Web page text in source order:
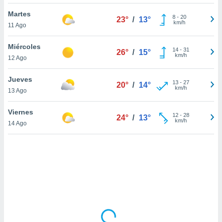
sitio
En
sean
el sitio
ni para
o
Martes
11 Ago
23° / 13° 8- 20
km/h
Miércoles
12 Ago
26° / 15° 14- 31
km/h
Jueves
13 Ago
20° / 14° 13- 27
km/h
Viernes
14 Ago
24° / 13° 12- 28
km/h